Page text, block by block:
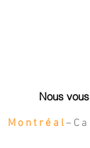
Nous
Montréal